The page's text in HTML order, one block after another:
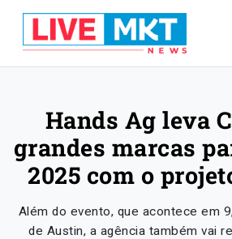
Hands Ag leva
grandes marcas
2025 com o
Além do evento, que acontece em
de Austin, a agência também vai